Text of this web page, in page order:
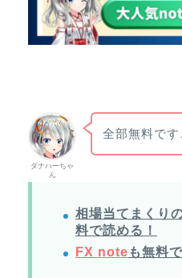
ダナハーちゃ
ん
全部無料です
相場当てまくり
料で読める！
FX note も無料